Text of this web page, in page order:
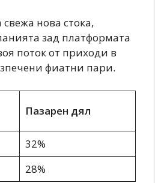
нова стока,
зад платформата
поток от приходи в
фиатни пари.
Пазарен дял
32%
28%